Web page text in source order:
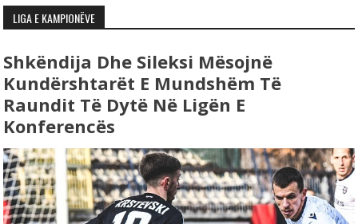
LIGA E KAMPIONËVE
Shkëndija Dhe Sileksi Mësojnë
Kundërshtarët E Mundshëm Të
Raundit Të Dytë Në Ligën E
Konferencës